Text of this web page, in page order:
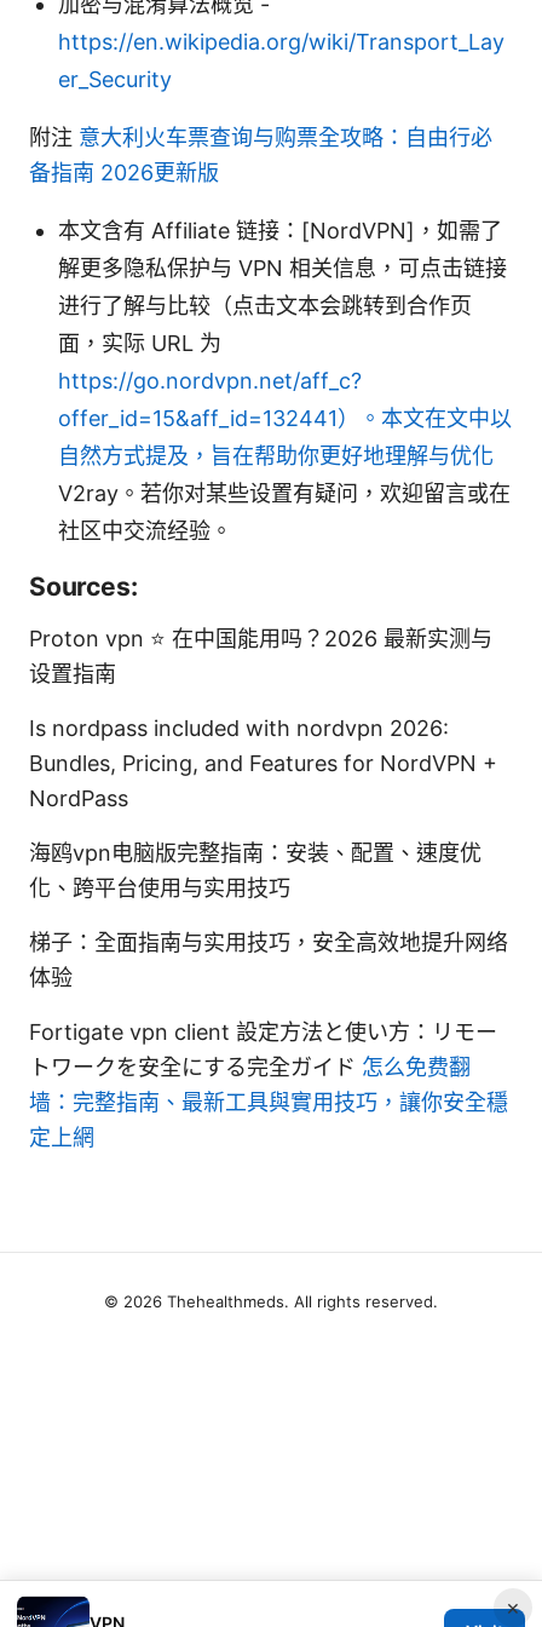
https://en.wikipedia.org/wiki/Transport_Lay
er_Security
附注 意大利火车票查询与购票全攻略：自由行必
备指南 2026更新版
本文含有 Affiliate 链接：[NordVPN]，如需了
解更多隐私保护与 VPN 相关信息，可点击链接
进行了解与比较（点击文本会跳转到合作页
面，实际 URL 为
https://go.nordvpn.net/aff_c?
offer_id=15&aff_id=132441）。本文在文中以
自然方式提及，旨在帮助你更好地理解与优化
V2ray。若你对某些设置有疑问，欢迎留言或在
社区中交流经验。
Sources:
Proton vpn ⭐ 在中国能用吗？2026 最新实测与
设置指南
Is nordpass included with nordvpn 2026:
Bundles, Pricing, and Features for NordVPN +
NordPass
海鸥vpn电脑版完整指南：安装、配置、速度优
化、跨平台使用与实用技巧
梯子：全面指南与实用技巧，安全高效地提升网络
体验
Fortigate vpn client 設定方法と使い方：リモー
トワークを安全にする完全ガイド 怎么免费翻
墙：完整指南、最新工具與實用技巧，讓你安全穩
定上網
×
VPN
© 2026 Thehealthmeds. All rights reserved.